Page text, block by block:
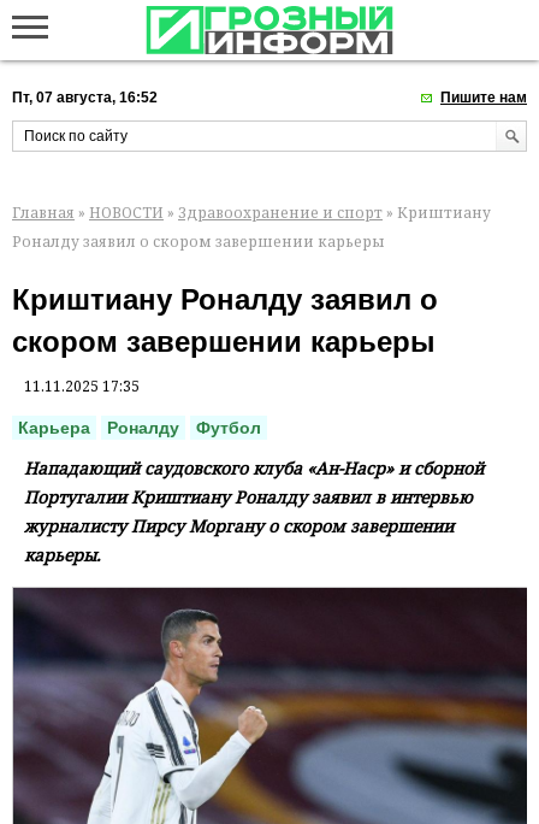
Пт, 07 августа, 16:52 Пишите нам
Главная » НОВОСТИ » Здравоохранение и спорт » Криштиану
Роналду заявил о скором завершении карьеры
Криштиану Роналду заявил о
скором завершении карьеры
11.11.2025 17:35
Карьера Роналду Футбол
Нападающий саудовского клуба «Ан-Наср» и сборной
Португалии Криштиану Роналду заявил в интервью
журналисту Пирсу Моргану о скором завершении
карьеры.